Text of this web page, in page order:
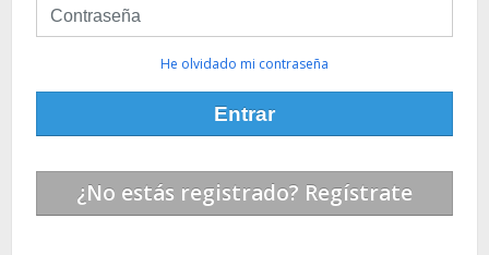
He olvidado mi contraseña
Entrar
¿No estás registrado? Regístrate